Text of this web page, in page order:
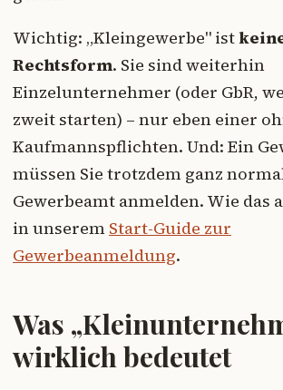
Wichtig: „Kleingewerbe" ist
Rechtsform. Sie sind weiterhin
Einzelunternehmer (oder GbR,
zweit starten) – nur eben einer
Kaufmannspflichten. Und: Ein
müssen Sie trotzdem ganz
Gewerbeamt anmelden. Wie das
in unserem Start-Guide zur
Gewerbeanmeldung.
Was
wirklich bedeutet